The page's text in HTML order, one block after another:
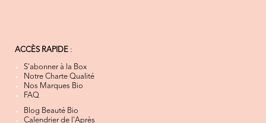
ACCÈS RAPIDE :
S'abonner à la Box
Notre Charte Qualité
Nos Marques Bio
FAQ
Blog Beauté Bio
Calendrier de l'Après